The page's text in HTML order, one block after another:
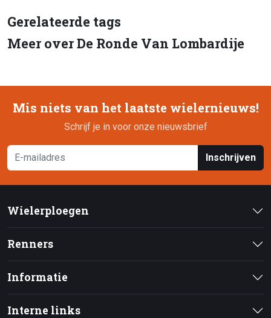
Gerelateerde tags
Meer over De Ronde Van Lombardije
Mis niets van het laatste wielernieuws!
Schrijf je in voor onze nieuwsbrief
Inschrijven
Wielerploegen
Renners
Informatie
Interne links